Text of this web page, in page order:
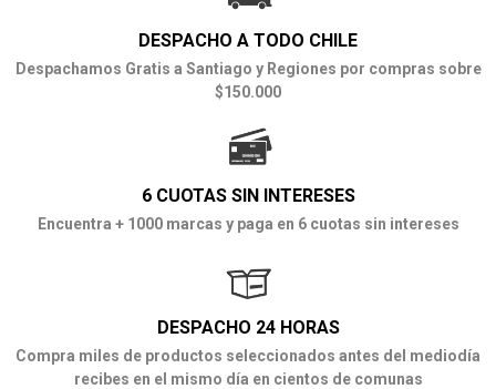
DESPACHO A TODO CHILE
Despachamos Gratis a Santiago y Regiones por compras sobre
$150.000
6 CUOTAS SIN INTERESES
Encuentra + 1000 marcas y paga en 6 cuotas sin intereses
DESPACHO 24 HORAS
Compra miles de productos seleccionados antes del mediodía
recibes en el mismo día en cientos de comunas